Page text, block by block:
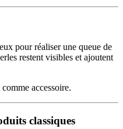
pour réaliser une queue de
restent visibles et ajoutent
accessoire.
classiques